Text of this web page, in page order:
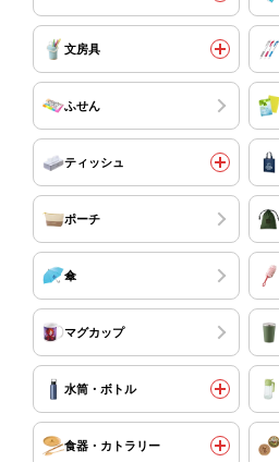
文房具
ふせん
ティッシュ
ポーチ
傘
マグカップ
水筒・ボトル
食器・カトラリー